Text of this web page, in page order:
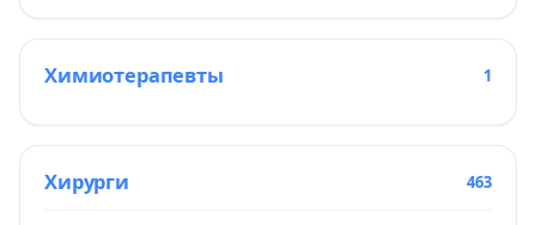
Химиотерапевты 1
Хирурги 463